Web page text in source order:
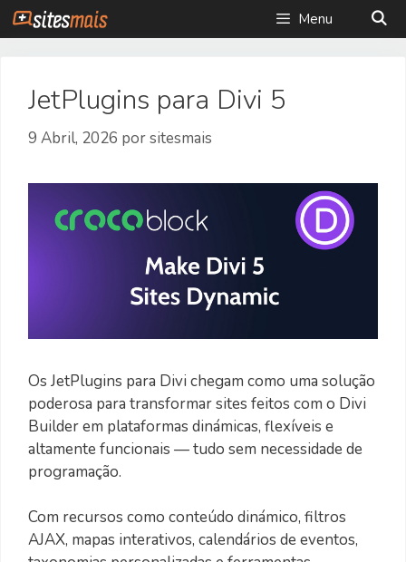
Saltar
para
Menu
JetPlugins para Divi 5
9 Abril, 2026 porsitesmais
Os JetPlugins para Divi chegam como uma solução
poderosa para transformar sites feitos com o Divi
Builder em plataformas dinámicas, flexíveis e
altamente funcionais — tudo sem necessidade de
programação.
Com recursos como conteúdo dinámico, filtros
AJAX, mapas interativos, calendários de eventos,